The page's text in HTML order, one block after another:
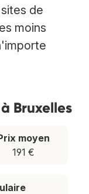
de
moins
Bruxelles
moyen
191 €